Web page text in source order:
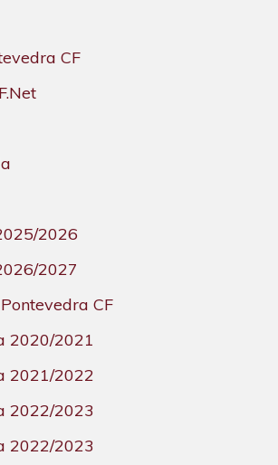
CF
2026
2027
CF
2020/2021
2021/2022
2022/2023
2022/2023